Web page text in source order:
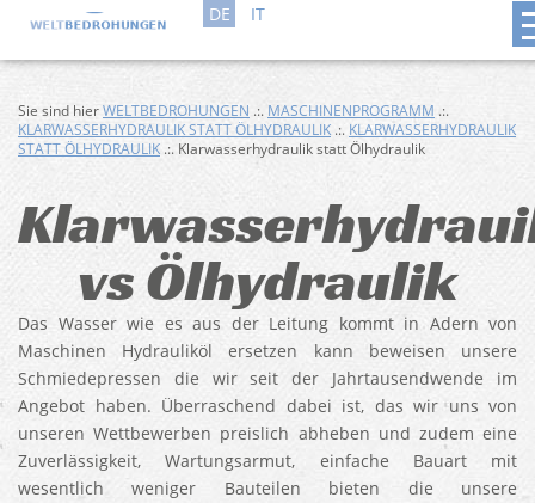
DE IT
Sie sind hierWELTBEDROHUNGEN .:. MASCHINENPROGRAMM .:.
KLARWASSERHYDRAULIK STATT ÖLHYDRAULIK .:. KLARWASSERHYDRAULIK
STATT ÖLHYDRAULIK .:. Klarwasserhydraulik statt Ölhydraulik
vs Ölhydraulik
Das Wasser wie es aus der Leitung kommt in Adern von
Maschinen Hydrauliköl ersetzen kann beweisen unsere
Schmiedepressen die wir seit der Jahrtausendwende im
Angebot haben. Überraschend dabei ist, das wir uns von
unseren Wettbewerben preislich abheben und zudem eine
Zuverlässigkeit, Wartungsarmut, einfache Bauart mit
wesentlich weniger Bauteilen bieten die unsere